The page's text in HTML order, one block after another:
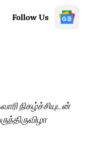
Follow Us
நிகழ்ச்சியுடன்